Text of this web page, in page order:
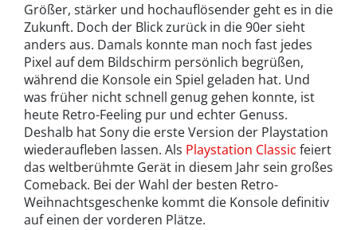
Größer, stärker und hochauflösender geht es in die
Zukunft. Doch der Blick zurück in die 90er sieht
anders aus. Damals konnte man noch fast jedes
Pixel auf dem Bildschirm persönlich begrüßen,
während die Konsole ein Spiel geladen hat. Und
was früher nicht schnell genug gehen konnte, ist
heute Retro-Feeling pur und echter Genuss.
Deshalb hat Sony die erste Version der Playstation
wiederaufleben lassen. Als Playstation Classic feiert
das weltberühmte Gerät in diesem Jahr sein großes
Comeback. Bei der Wahl der besten Retro-
Weihnachtsgeschenke kommt die Konsole definitiv
auf einen der vorderen Plätze.